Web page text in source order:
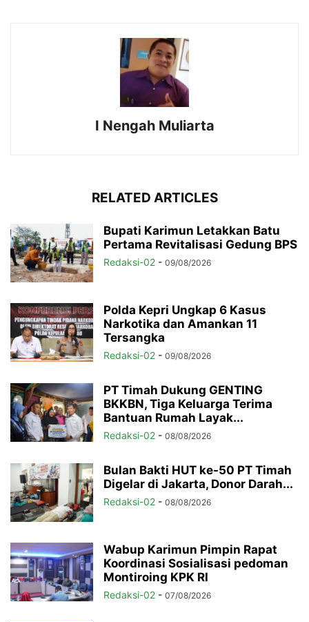
I Nengah Muliarta
RELATED ARTICLES
Bupati Karimun Letakkan Batu
Pertama Revitalisasi Gedung BPS
Redaksi-02 - 09/08/2026
Polda Kepri Ungkap 6 Kasus
Narkotika dan Amankan 11
Tersangka
Redaksi-02 - 09/08/2026
PT Timah Dukung GENTING
BKKBN, Tiga Keluarga Terima
Bantuan Rumah Layak...
Redaksi-02 - 08/08/2026
Bulan Bakti HUT ke-50 PT Timah
Digelar di Jakarta, Donor Darah...
Redaksi-02 - 08/08/2026
Wabup Karimun Pimpin Rapat
Koordinasi Sosialisasi pedoman
Montiroing KPK RI
Redaksi-02 - 07/08/2026